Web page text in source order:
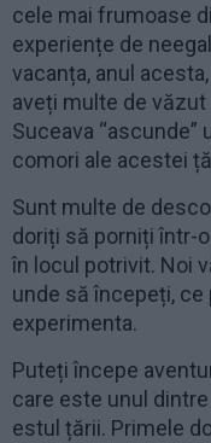
cele mai frumoase
experiențe de
vacanța, anul
aveți multe de
Suceava
comori ale acestei
Sunt multe de
doriți să porniți într-
în locul potrivit. Noi
unde să începeți,
experimenta.
Puteți începe
care este unul
estul țării. Primele